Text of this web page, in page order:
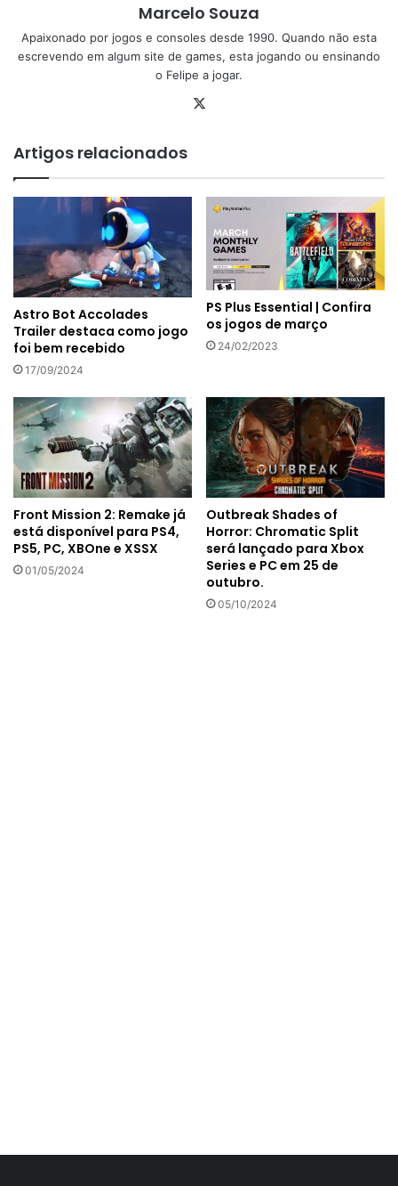
Marcelo Souza
Apaixonado por jogos e consoles desde 1990. Quando não esta
escrevendo em algum site de games, esta jogando ou ensinando
o Felipe a jogar.
Artigos relacionados
Astro Bot Accolades
Trailer destaca como jogo
foi bem recebido
17/09/2024
PS Plus Essential | Confira
os jogos de março
24/02/2023
Front Mission 2: Remake já
está disponível para PS4,
PS5, PC, XBOne e XSSX
01/05/2024
Outbreak Shades of
Horror: Chromatic Split
será lançado para Xbox
Series e PC em 25 de
outubro.
05/10/2024